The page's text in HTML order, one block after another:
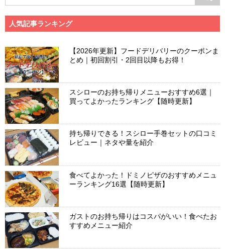
人気記事ランキング
【2026年更新】フードデリバリーのクーポンま
とめ｜初回割引・2回目以降もお得！
スシローのお持ち帰りメニューおすすめ6選｜
買ってよかったランキング【随時更新】
持ち帰りできる！スシロー手巻セットの口コミ
レビュー｜ネタや量を紹介
食べてよかった！ドミノピザのおすすめメニュ
ーランキング16選【随時更新】
ガストのお持ち帰りはコスパがいい！食べたお
すすめメニュー紹介